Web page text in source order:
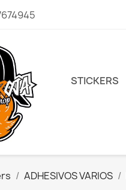
STICKERS
ADHESIVOS VARIOS